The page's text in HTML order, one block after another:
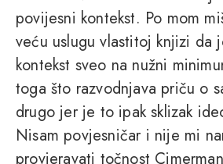
povijesni kontekst. Po mom
veću uslugu vlastitoj knjizi da
kontekst sveo na nužni
toga što razvodnjava priču o
drugo jer je to ipak sklizak
Nisam povjesničar i nije mi
provjeravati točnost